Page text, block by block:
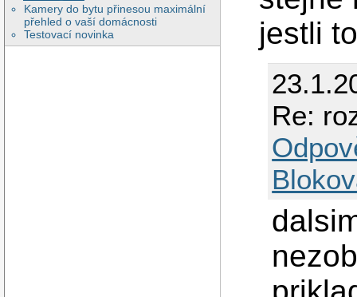
Kamery do bytu přinesou maximální
přehled o vaší domácnosti
Testovací novinka
jestli
Re: